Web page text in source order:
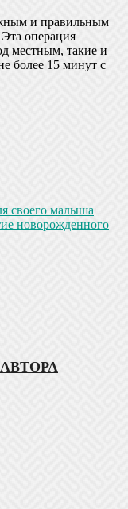
и правильным
операция
местным, такие и
более 15 минут с
своего малыша
новорожденного